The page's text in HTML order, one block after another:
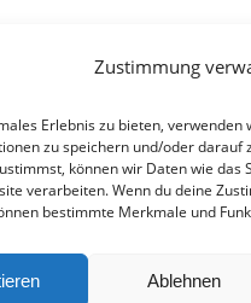
Zustimmung
Erlebnis zu bieten, verwenden
zu speichern und/oder darauf
können wir Daten wie das
verarbeiten. Wenn du deine
bestimmte Merkmale und
Ablehnen